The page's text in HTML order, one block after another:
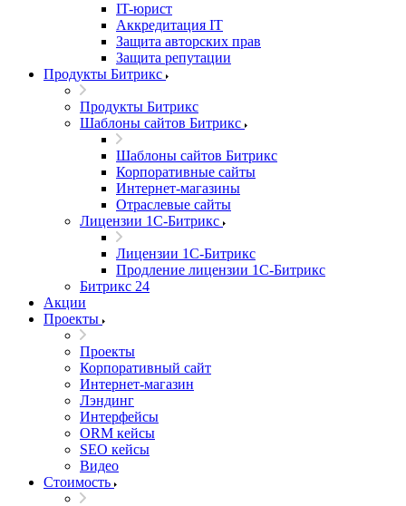
IT-юрист
Аккредитация IT
Защита авторских прав
Защита репутации
Продукты Битрикс
Продукты Битрикс
Шаблоны сайтов Битрикс
Шаблоны сайтов Битрикс
Корпоративные сайты
Интернет-магазины
Отраслевые сайты
Лицензии 1С-Битрикс
Лицензии 1С-Битрикс
Продление лицензии 1С-Битрикс
Битрикс 24
Акции
Проекты
Проекты
Корпоративный сайт
Интернет-магазин
Лэндинг
Интерфейсы
ORM кейсы
SEO кейсы
Видео
Стоимость